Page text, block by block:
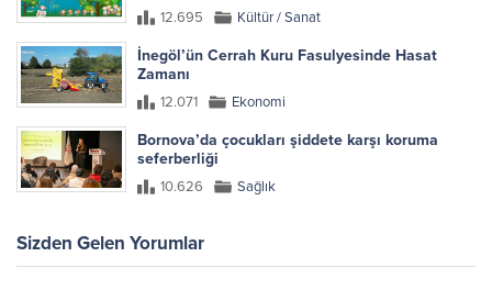
12.695 Kültür / Sanat
İnegöl’ün Cerrah Kuru Fasulyesinde Hasat
Zamanı
12.071 Ekonomi
Bornova’da çocukları şiddete karşı koruma
seferberliği
10.626 Sağlık
Sizden Gelen Yorumlar